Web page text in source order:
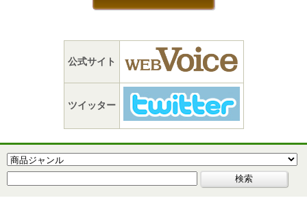
公式サイト
ツイッター